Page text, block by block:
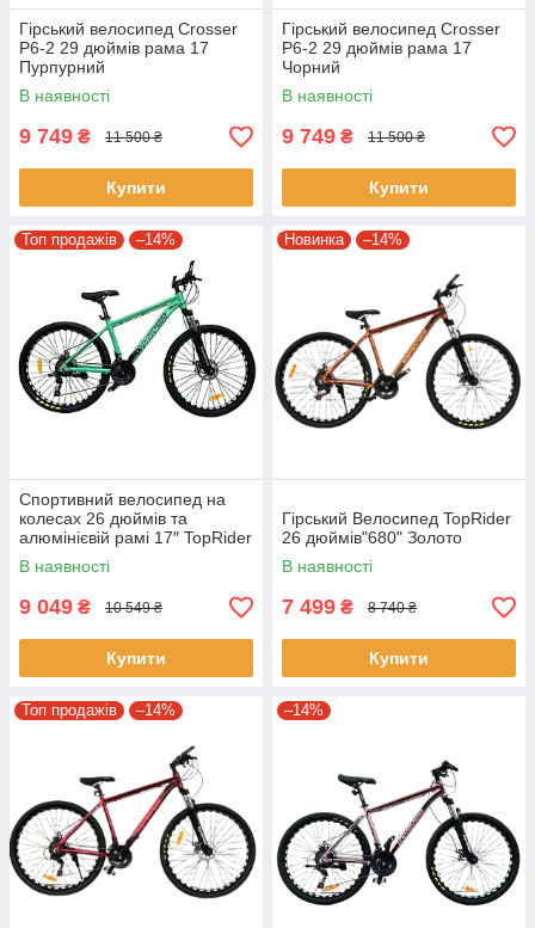
Гірський велосипед Crosser
P6-2 29 дюймів рама 17
Пурпурний
В наявності
9 749 ₴ 11 500 ₴
Купити
Гірський велосипед Crosser
P6-2 29 дюймів рама 17
Чорний
В наявності
9 749 ₴ 11 500 ₴
Купити
Топ продажів –14%
Спортивний велосипед на
колесах 26 дюймів та
алюмінієвій рамі 17″ TopRider
670 Аква
В наявності
9 049 ₴ 10 549 ₴
Купити
Новинка –14%
Гірський Велосипед TopRider
26 дюймів"680" Золото
В наявності
7 499 ₴ 8 740 ₴
Купити
Топ продажів –14% –14%